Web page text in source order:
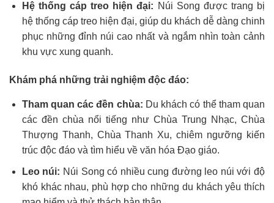
Hệ thống cáp treo hiện đại: Núi Song được trang bị
hệ thống cáp treo hiện đại, giúp du khách dễ dàng chinh
phục những đỉnh núi cao nhất và ngắm nhìn toàn cảnh
khu vực xung quanh.
Khám phá những trải nghiệm độc đáo:
Tham quan các đền chùa: Du khách có thể tham quan
các đền chùa nổi tiếng như Chùa Trung Nhạc, Chùa
Thượng Thanh, Chùa Thanh Xu, chiêm ngưỡng kiến
trúc độc đáo và tìm hiểu về văn hóa Đạo giáo.
Leo núi: Núi Song có nhiều cung đường leo núi với độ
khó khác nhau, phù hợp cho những du khách yêu thích